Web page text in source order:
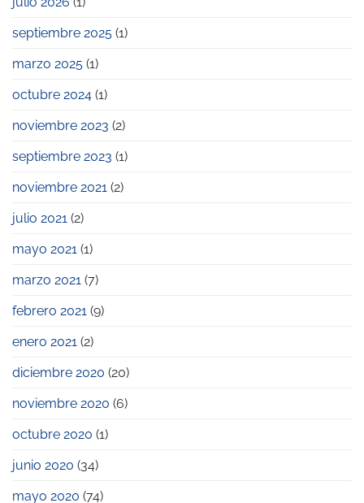
septiembre 2025 (1)
marzo 2025 (1)
octubre 2024 (1)
noviembre 2023 (2)
septiembre 2023 (1)
noviembre 2021 (2)
julio 2021 (2)
mayo 2021 (1)
marzo 2021 (7)
febrero 2021 (9)
enero 2021 (2)
diciembre 2020 (20)
noviembre 2020 (6)
octubre 2020 (1)
junio 2020 (34)
mayo 2020 (74)